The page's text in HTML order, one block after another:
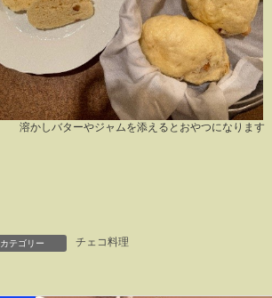
溶かしバターやジャムを添えるとおやつになります
カテゴリー チェコ料理